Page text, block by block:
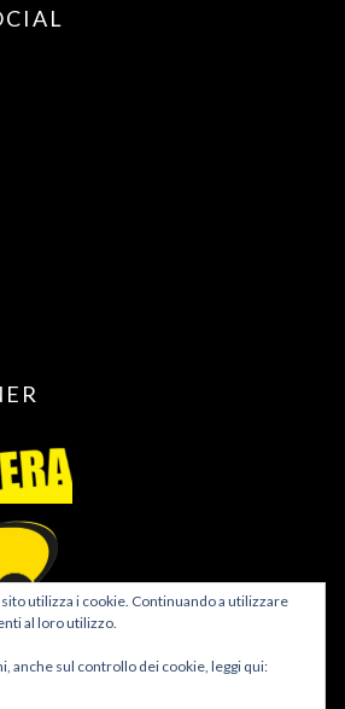
utilizza i cookie. Continuando a utilizzare
al loro utilizzo.
anche sul controllo dei cookie, leggi qui: